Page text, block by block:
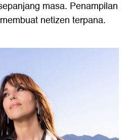
masa. Penampilan
netizen terpana.